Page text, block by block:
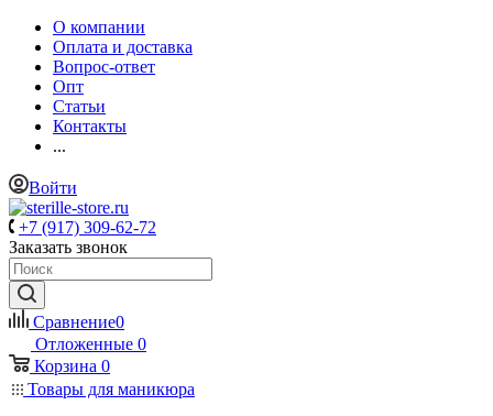
О компании
Оплата и доставка
Вопрос-ответ
Опт
Статьи
Контакты
...
Войти
+7 (917) 309-62-72
Заказать звонок
Сравнение0
Отложенные 0
Корзина 0
Товары для маникюра